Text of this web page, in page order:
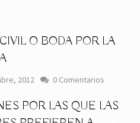
O BODA POR LA
2012 0 Comentarios
POR LAS QUE LAS